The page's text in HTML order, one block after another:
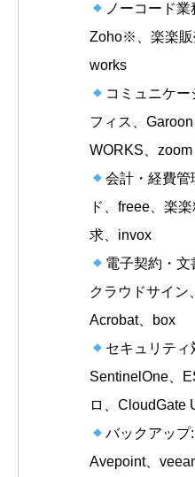
ノーコード業
Zoho※、楽楽
works
コミュニケ
フィス、
WORKS、zoom
会計・経費
ド、freee、楽
求、invox
電子契約・
クラウドサイン
Acrobat、box
セキュリテ
SentinelOne、
ロ、CloudGate
バックアッ
Avepoint、